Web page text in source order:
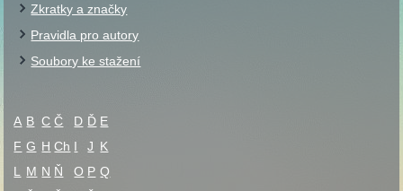
Zkratky a značky
Pravidla pro autory
Soubory ke stažení
A B C Č D Ď E
F G H Ch I J K
L
M N Ň O P Q